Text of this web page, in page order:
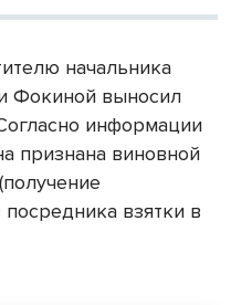
начальника
Фокиной выносил
информации
признана виновной
взятки в